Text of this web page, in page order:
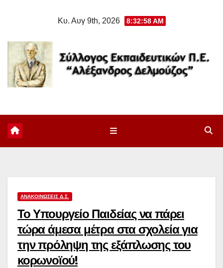
Κυ. Αυγ 9th, 2026 8:32:59 AM
ΑΝΑΚΟΙΝΏΣΕΙΣ Δ.Σ.
Το Υπουργείο Παιδείας να πάρει
τώρα άμεσα μέτρα στα σχολεία για
την πρόληψη της εξάπλωσης του
κορωνοϊού!